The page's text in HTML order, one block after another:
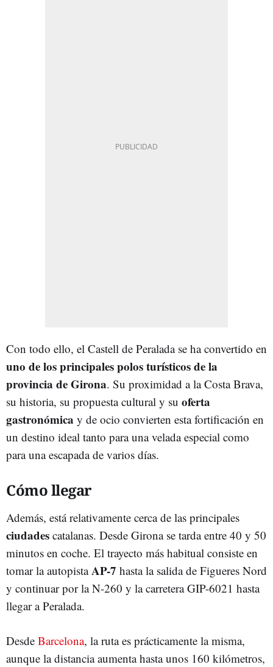
Con todo ello, el Castell de Peralada se ha convertido en
uno de los principales polos turísticos de la
provincia de Girona. Su proximidad a la Costa Brava,
su historia, su propuesta cultural y su oferta
gastronómica y de ocio convierten esta fortificación en
un destino ideal tanto para una velada especial como
para una escapada de varios días.
Cómo llegar
Además, está relativamente cerca de las principales
ciudades catalanas. Desde Girona se tarda entre 40 y 50
minutos en coche. El trayecto más habitual consiste en
tomar la autopistaAP-7 hasta la salida de Figueres Nord
y continuar por la N-260 y la carretera GIP-6021 hasta
llegar a Peralada.
Desde Barcelona, la ruta es prácticamente la misma,
aunque la distancia aumenta hasta unos 160 kilómetros,